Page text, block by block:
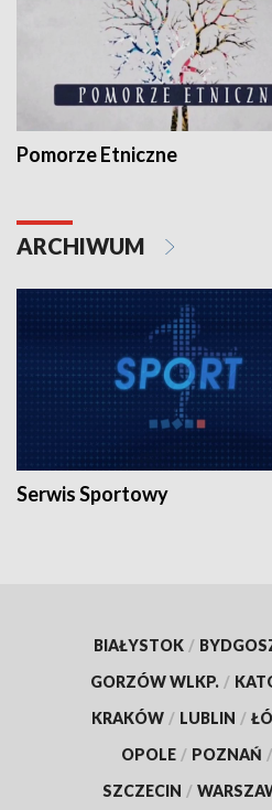
Pomorze Etniczne
ARCHIWUM
Serwis Sportowy
BIAŁYSTOK /
GORZÓW WLKP. /
KRAKÓW / LUBLIN /
OPOLE / POZNAŃ /
SZCZECIN /